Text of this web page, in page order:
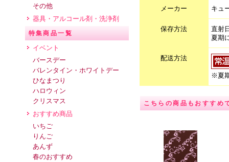
その他
器具・アルコール剤・洗浄剤
特集商品一覧
イベント
バースデー
バレンタイン・ホワイトデー
ひなまつり
ハロウィン
クリスマス
おすすめ商品
いちご
りんご
あんず
春のおすすめ
メーカー キュ
保存方法
直射
夏期
配送方法
※夏
こちらの商品もおすすめ